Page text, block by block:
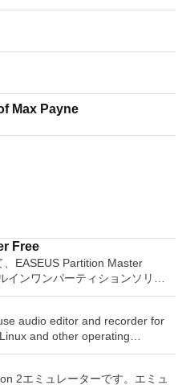
Max Payne
Free
EASEUS Partition Master
ンワンパーティションソリュ
ユーティリティです。パーティシ
イブ用）、ディスク領域の管
ションテーブル（GPT）ディス
解決を可能にします。 パーテ
ステムドライブを拡張するディ
パーティションをマージ分割パ
audio editor and recorder for
and other operating
Convert
or CDs. Edit Ogg
splice or mix
2エミュレーターです。エミュ